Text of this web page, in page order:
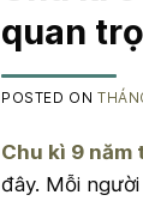
quan
POSTED ON
Chu kì 9 năm
đây. Mỗi